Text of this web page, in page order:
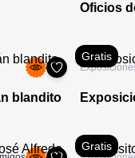
Oficios
blandito
Gratis
Gratis